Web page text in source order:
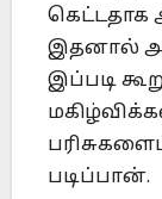
கெட்டதாக
இதனால்
இப்படி
படிப்பான்.